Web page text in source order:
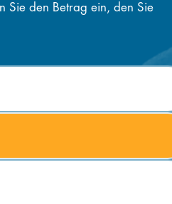
Sie den Betrag ein, den Sie